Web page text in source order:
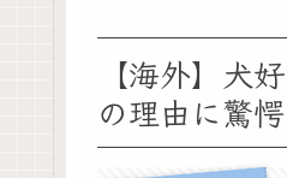
【海外】犬
の理由に驚愕